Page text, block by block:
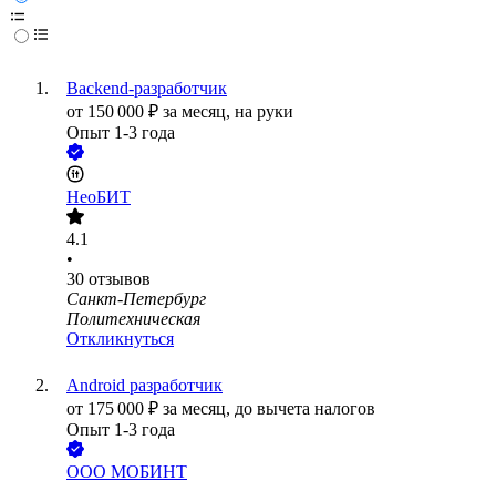
Backend-разработчик
от 150 000 ₽ за месяц, на руки
Опыт 1-3 года
НеоБИТ
4.1
•
30 отзывов
Санкт-Петербург
Политехническая
Откликнуться
Android разработчик
от 175 000 ₽ за месяц, до вычета налогов
Опыт 1-3 года
ООО МОБИНТ